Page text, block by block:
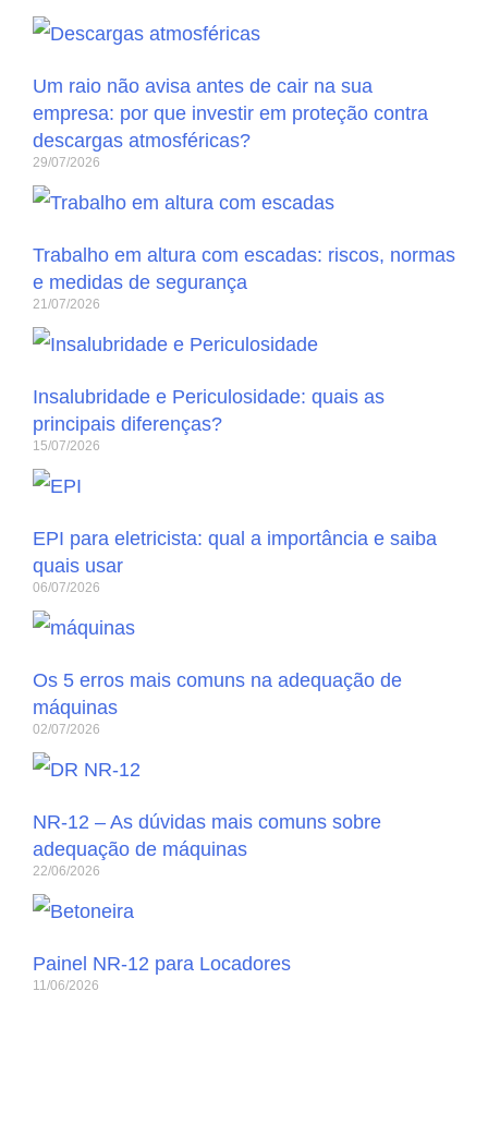
Um raio não avisa antes de cair na sua
empresa: por que investir em proteção contra
descargas atmosféricas?
29/07/2026
Trabalho em altura com escadas: riscos, normas
e medidas de segurança
21/07/2026
Insalubridade e Periculosidade: quais as
principais diferenças?
15/07/2026
EPI para eletricista: qual a importância e saiba
quais usar
06/07/2026
Os 5 erros mais comuns na adequação de
máquinas
02/07/2026
NR-12 – As dúvidas mais comuns sobre
adequação de máquinas
22/06/2026
Painel NR-12 para Locadores
11/06/2026